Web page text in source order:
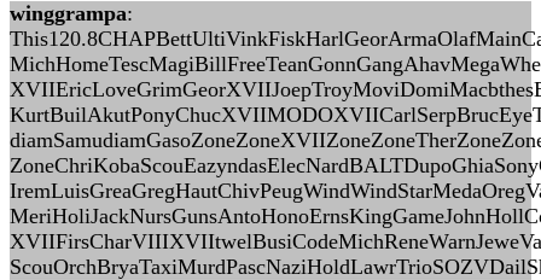
winggrampa: